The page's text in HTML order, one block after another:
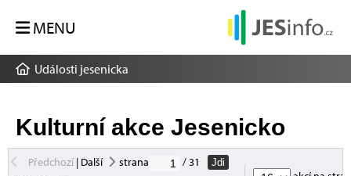
MENU
Události jesenicka
Kulturní akce Jesenicko
Předchozí| Další strana / 31
Jdi